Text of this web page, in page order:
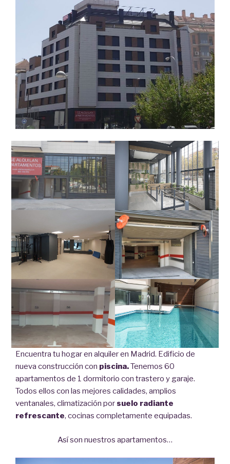
Encuentra tu hogar en alquiler en Madrid. Edificio de
nueva construcción con piscina.Tenemos 60
apartamentos de 1 dormitorio con trastero y garaje.
Todos ellos con las mejores calidades, amplios
ventanales, climatización porsuelo radiante
refrescante, cocinas completamente equipadas.
Así son nuestros apartamentos…